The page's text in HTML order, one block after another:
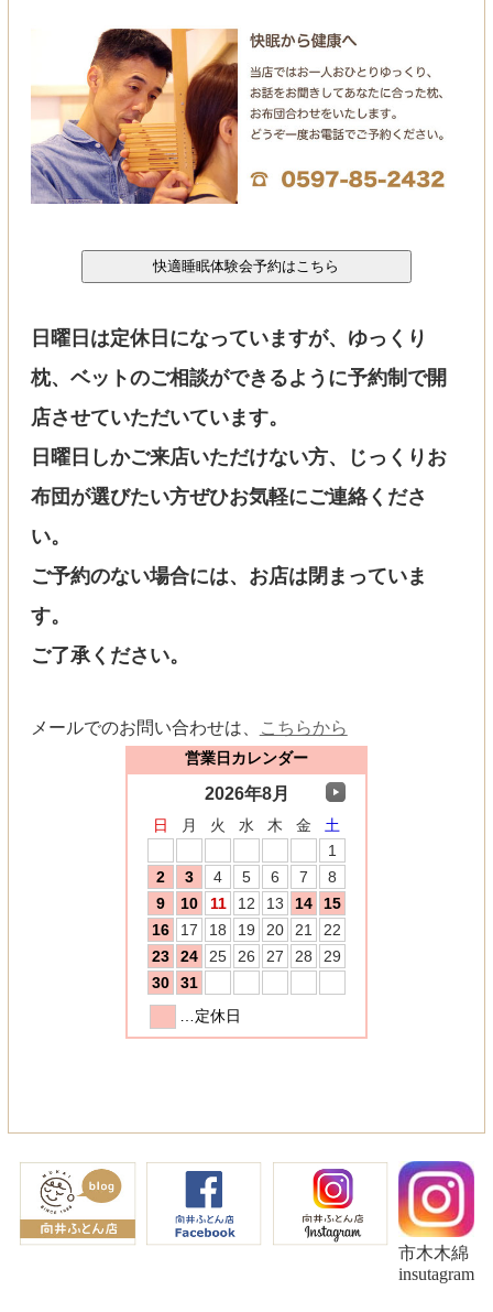
日曜日は定休日になっていますが、ゆっくり
枕、ベットのご相談ができるように予約制で開
店させていただいています。
日曜日しかご来店いただけない方、じっくりお
布団が選びたい方ぜひお気軽にご連絡くださ
い。
ご予約のない場合には、お店は閉まっていま
す。
ご了承ください。
メールでのお問い合わせは、 こちらから
市木木綿
insutagram